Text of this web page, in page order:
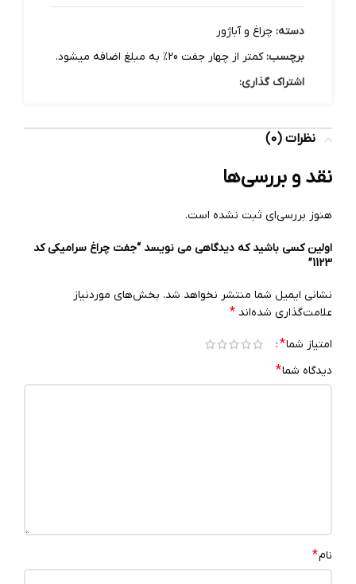
دسته: چراغ و آباژور
برچسب: کمتر از چهار جفت 20% به مبلغ اضافه میشود.
اشتراک گذاری:
نظرات (0)
نقد و بررسی‌ها
هنوز بررسی‌ای ثبت نشده است.
اولین کسی باشید که دیدگاهی می نویسد “جفت چراغ سرامیکی کد
1123”
نشانی ایمیل شما منتشر نخواهد شد. بخش‌های موردنیاز
علامت‌گذاری شده‌اند *
امتیاز شما*
دیدگاه شما*
نام*